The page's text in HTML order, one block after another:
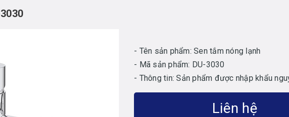
- Tên sản phẩm: Sen tắm nóng lạnh
- Mã sản phẩm: DU-3030
- Thông tin: Sản phẩm được nhập khẩu
Liên hệ